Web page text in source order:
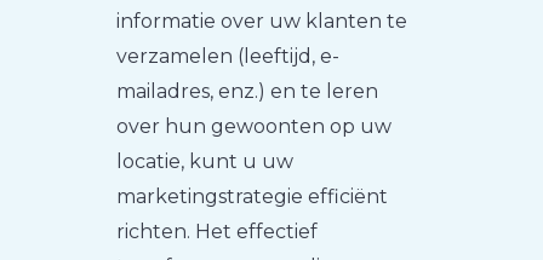
informatie over uw klanten te
verzamelen (leeftijd, e-
mailadres, enz.) en te leren
over hun gewoonten op uw
locatie, kunt u uw
marketingstrategie efficiënt
richten. Het effectief